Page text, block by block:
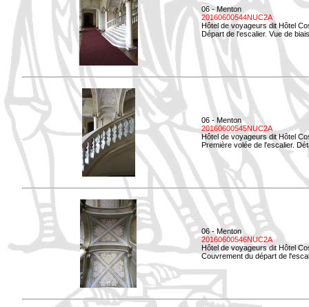
06 - Menton
20160600544NUC2A
Hôtel de voyageurs dit Hôtel
Départ de l'escalier. Vue de
06 - Menton
20160600545NUC2A
Hôtel de voyageurs dit Hôtel
Première volée de l'escalier.
06 - Menton
20160600546NUC2A
Hôtel de voyageurs dit Hôtel
Couvrement du départ de